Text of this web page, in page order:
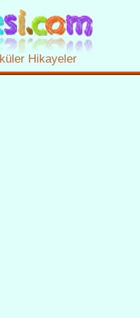
Hikayeler